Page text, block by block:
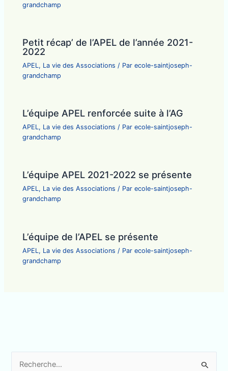
grandchamp
Petit récap’ de l’APEL de l’année 2021-
2022
APEL , La vie des Associations / Parecole-saintjoseph-
grandchamp
L’équipe APEL renforcée suite à l’AG
APEL, La vie des Associations / Parecole-saintjoseph-
grandchamp
L’équipe APEL 2021-2022 se présente
APEL, La vie des Associations / Parecole-saintjoseph-
grandchamp
L’équipe de l’APEL se présente
APEL , La vie des Associations / Parecole-saintjoseph-
grandchamp